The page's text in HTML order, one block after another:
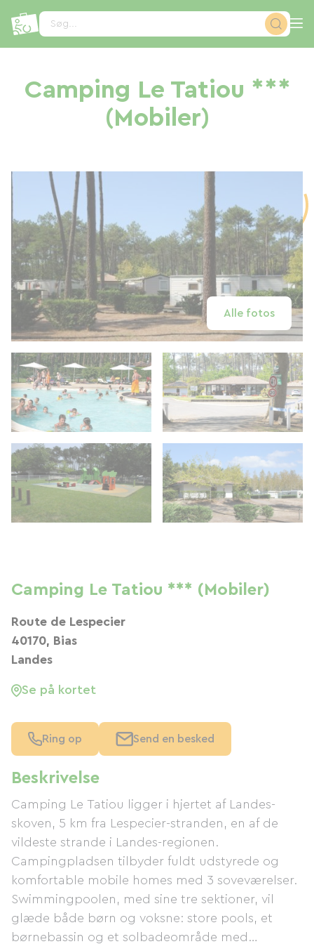
Søg...
Camping Le Tatiou ***
(Mobiler)
Alle fotos
Beskrivelse
Camping Le Tatiou ligger i hjertet af Landes-
skoven, 5 km fra Lespecier-stranden, en af ​​de
vildeste strande i Landes-regionen.
Campingpladsen tilbyder fuldt udstyrede og
komfortable mobile homes med 3 soveværelser.
Swimmingpoolen, med sine tre sektioner, vil
glæde både børn og voksne: store pools, et
børnebassin og et solbadeområde med
Camping Le Tatiou *** (Mobiler)
Route de Lespecier
40170, Bias
Landes
Se på kortet
Ring op Send en besked
CCookie-styringspanel